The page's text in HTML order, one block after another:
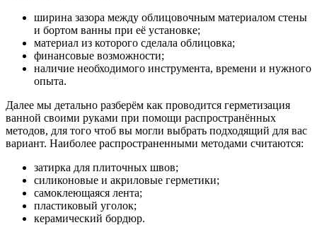
ширина зазора между облицовочным материалом стены
и бортом ванны при её установке;
материал из которого сделала облицовка;
финансовые возможности;
наличие необходимого инструмента, времени и нужного
опыта.
Далее мы детально разберём как проводится герметизация
ванной своими руками при помощи распространённых
методов, для того чтоб вы могли выбрать подходящий для вас
вариант. Наиболее распространенными методами считаются:
затирка для плиточных швов;
силиконовые и акриловые герметики;
самоклеющаяся лента;
пластиковый уголок;
керамический бордюр.